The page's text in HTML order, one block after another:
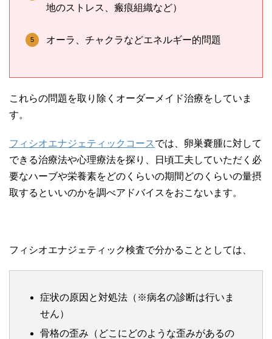
地のストレス、瘢痕組織など）
オーラ、チャクラなどエネルギー的問題
これらの問題を取り除くオーダーメイド治療をしていま
す。
フィシオエナジェティックコース では、卵巣嚢腫に対して
できる治療法や心理療法を探り、日頃工夫していただく必
要なハーブや栄養素をどのくらいの期間どのくらいの量摂
取するといいのかを調べアドバイスをおこないます。
フィシオエナジェティック検査で分かることとしては、
症状の原因と対処法（※病名の診断は行いま
せん）
骨格の歪み（どこにどのような歪みがあるの